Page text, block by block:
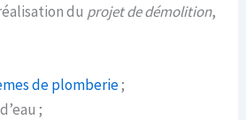
du projet de démolition,
de plomberie;
;